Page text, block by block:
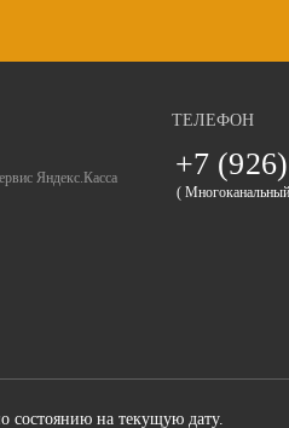
Яндекс.Касса
ТЕЛЕФОН
+7
(
состоянию на текущую дату.